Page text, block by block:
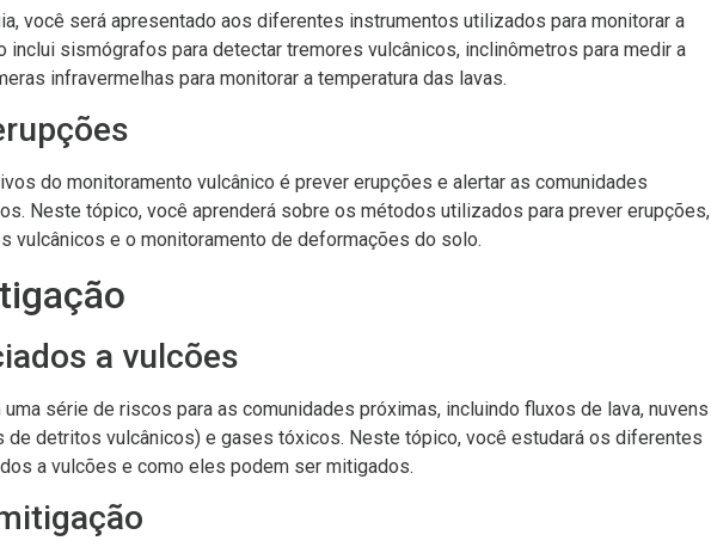
você será apresentado aos diferentes instrumentos utilizados para monitorar a
inclui sismógrafos para detectar tremores vulcânicos, inclinômetros para medir a
infravermelhas para monitorar a temperatura das lavas.
do monitoramento vulcânico é prever erupções e alertar as comunidades
Neste tópico, você aprenderá sobre os métodos utilizados para prever erupções,
vulcânicos e o monitoramento de deformações do solo.
a vulcões
série de riscos para as comunidades próximas, incluindo fluxos de lava, nuvens
de detritos vulcânicos) e gases tóxicos. Neste tópico, você estudará os diferentes
a vulcões e como eles podem ser mitigados.